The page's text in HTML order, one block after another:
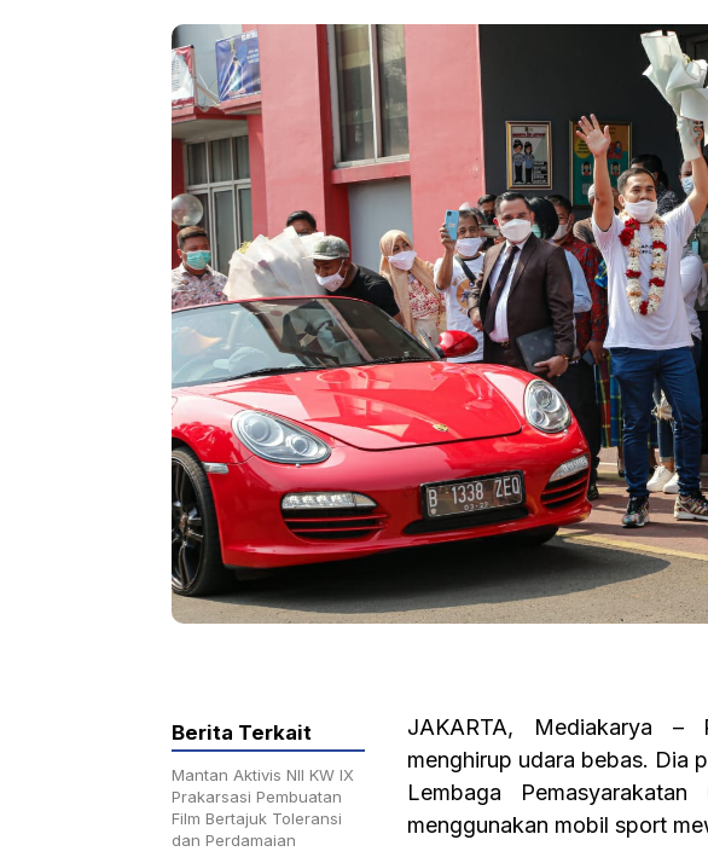
JAKARTA, Mediakarya –
menghirup udara bebas. Dia
Lembaga
menggunakan mobil sport
Berita Terkait
Mantan Aktivis NII KW IX
Prakarsasi Pembuatan
Film Bertajuk Toleransi
dan Perdamaian